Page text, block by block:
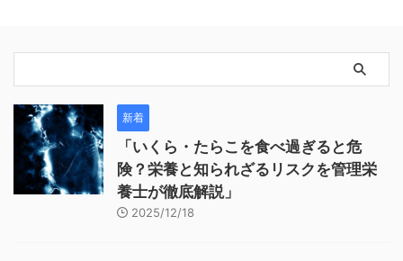
新着
「いくら・たらこを食べ過ぎると危
険？栄養と知られざるリスクを管理栄
養士が徹底解説」
2025/12/18